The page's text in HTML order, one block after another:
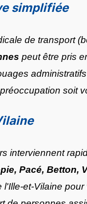
simplifiée
de transport
peut être pris
soit
interviennent
Pacé, Betton,
et-Vilaine